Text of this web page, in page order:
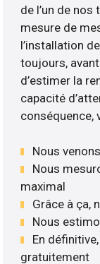
de l’un de
mesure de
l’installation
toujours,
d’estimer la
capacité
conséquence,
Nous
Nous
maximal
Grâce à ça,
Nous
En
gratuitement